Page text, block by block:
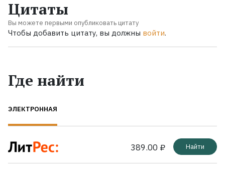
Цитаты
Вы можете первыми опубликовать цитату
Чтобы добавить цитату, вы должны войти.
Где найти
ЭЛЕКТРОННАЯ
389.00 ₽ Найти